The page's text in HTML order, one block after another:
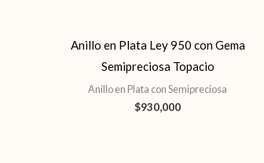
Anillo en Plata Ley 950 con Gema
Semipreciosa Topacio
Anillo en Plata con Semipreciosa
$930,000